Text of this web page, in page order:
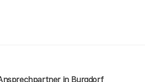
in Burgdorf